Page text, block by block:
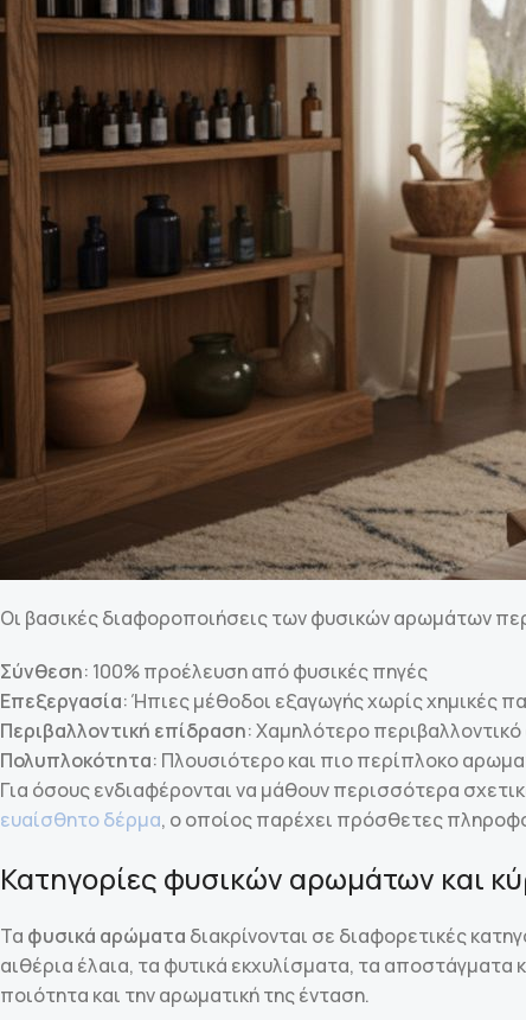
Οι βασικές διαφοροποιήσεις των φυσικών αρωμάτων
Σύνθεση: 100% προέλευση από φυσικές πηγές
Επεξεργασία: Ήπιες μέθοδοι εξαγωγής χωρίς χημικές
Περιβαλλοντική επίδραση: Χαμηλότερο
Πολυπλοκότητα: Πλουσιότερο και πιο περίπλοκο
Για όσους ενδιαφέρονται να μάθουν περισσότερα
ευαίσθητο δέρμα, ο οποίος παρέχει πρόσθετες
Κατηγορίες φυσικών αρωμάτων και
Τα φυσικά αρώματα διακρίνονται σε διαφορετικές
αιθέρια έλαια, τα φυτικά εκχυλίσματα, τα αποστάγματα
ποιότητα και την αρωματική της ένταση.